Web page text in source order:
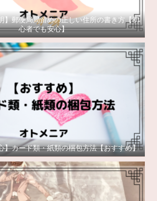
】郵便局局留めの正しい住所の書き方【初
心者でも安心】
】カード類・紙類の梱包方法【おすすめ】